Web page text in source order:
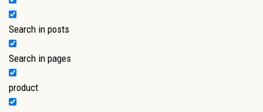
Search in posts
Search in pages
product